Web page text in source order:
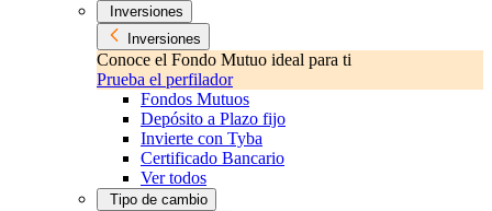
Inversiones
Inversiones
Conoce el Fondo Mutuo ideal para ti
Prueba el perfilador
Fondos Mutuos
Depósito a Plazo fijo
Invierte con Tyba
Certificado Bancario
Ver todos
Tipo de cambio